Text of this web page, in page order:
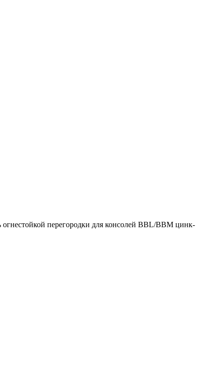
огнестойкой перегородки для консолей BBL/BBM цинк-